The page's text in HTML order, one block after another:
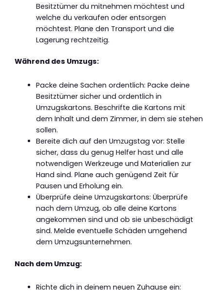
Besitztümer du mitnehmen möchtest und
welche du verkaufen oder entsorgen
möchtest. Plane den Transport und die
Lagerung rechtzeitig.
Während des Umzugs:
Packe deine Sachen ordentlich: Packe deine
Besitztümer sicher und ordentlich in
Umzugskartons. Beschrifte die Kartons mit
dem Inhalt und dem Zimmer, in dem sie stehen
sollen.
Bereite dich auf den Umzugstag vor: Stelle
sicher, dass du genug Helfer hast und alle
notwendigen Werkzeuge und Materialien zur
Hand sind. Plane auch genügend Zeit für
Pausen und Erholung ein.
Überprüfe deine Umzugskartons: Überprüfe
nach dem Umzug, ob alle deine Kartons
angekommen sind und ob sie unbeschädigt
sind. Melde eventuelle Schäden umgehend
dem Umzugsunternehmen.
Nach dem Umzug:
Richte dich in deinem neuen Zuhause ein: